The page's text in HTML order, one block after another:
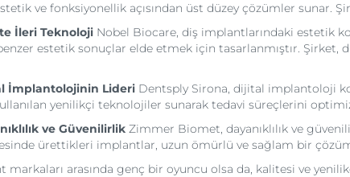
ve fonksiyonellik açısından üst düzey çözümler sunar.
İleri Teknoloji Nobel Biocare, diş implantlarındaki estetik
estetik sonuçlar elde etmek için tasarlanmıştır. Şirket,
İmplantolojinin Lideri Dentsply Sirona, dijital implantoloji
yenilikçi teknolojiler sunarak tedavi süreçlerini
ve Güvenilirlik Zimmer Biomet, dayanıklılık ve
ürettikleri implantlar, uzun ömürlü ve sağlam bir
arasında genç bir oyuncu olsa da, kalitesi ve